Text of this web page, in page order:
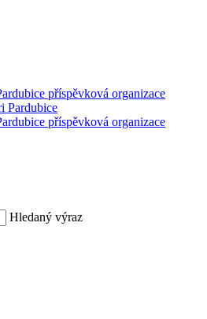
příspěvková organizace
příspěvková organizace
Hledaný výraz